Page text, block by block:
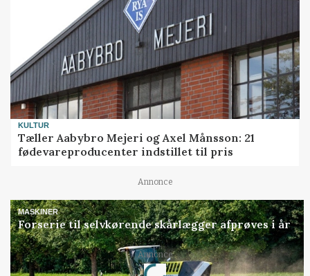
KULTUR
Tæller Aabybro Mejeri og Axel Månsson: 21
fødevareproducenter indstillet til pris
Annonce
MASKINER
Forserie til selvkørende skårlægger afprøves i år
Annonce
Loading...